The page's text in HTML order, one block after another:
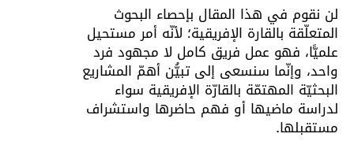
لن نقوم في هذا المقال بإحصاء البحوث
المتعلّقة بالقارة الإفريقية؛ لأنّه أمر مستحيل
علميًّا، فهو عمل فريق كامل لا مجهود فرد
واحد، وإنّما سنسعى إلى تبيُّن أهمّ المشاريع
البحثيّة المهتمّة بالقارّة الإفريقية سواء
لدراسة ماضيها أو فهم حاضرها واستشراف
مستقبلها.